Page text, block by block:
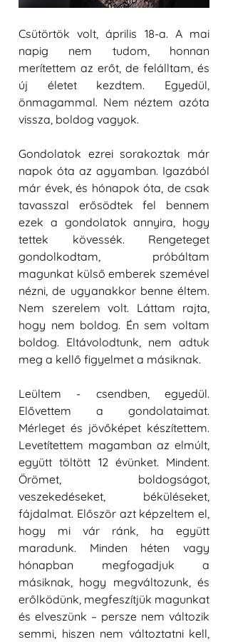
Csütörtök volt, április 18-a. A mai
napig nem tudom, honnan
merítettem az erőt, de felálltam, és
új életet kezdtem. Egyedül,
önmagammal. Nem néztem azóta
vissza, boldog vagyok.
Gondolatok ezrei sorakoztak már
napok óta az agyamban. Igazából
már évek, és hónapok óta, de csak
tavasszal erősödtek fel bennem
ezek a gondolatok annyira, hogy
tettek kövessék. Rengeteget
gondolkodtam, próbáltam
magunkat külső emberek szemével
nézni, de ugyanakkor benne éltem.
Nem szerelem volt. Láttam rajta,
hogy nem boldog. Én sem voltam
boldog. Eltávolodtunk, nem adtuk
meg a kellő figyelmet a másiknak.
Leültem - csendben, egyedül.
Elővettem a gondolataimat.
Mérleget és jövőképet készítettem.
Levetítettem magamban az elmúlt,
együtt töltött 12 évünket. Mindent.
Örömet, boldogságot,
veszekedéseket, béküléseket,
fájdalmat. Először azt képzeltem el,
hogy mi vár ránk, ha együtt
maradunk. Minden héten vagy
hónapban megfogadjuk a
másiknak, hogy megváltozunk, és
erőlködünk, megfeszítjük magunkat
és elveszünk – persze nem változik
semmi, hiszen nem változtatni kell,